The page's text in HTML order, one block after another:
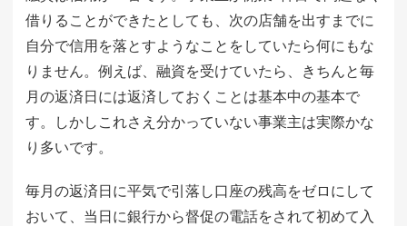
借りることができたとしても、次の店舗を出すまでに
自分で信用を落とすようなことをしていたら何にもな
りません。例えば、融資を受けていたら、きちんと毎
月の返済日には返済しておくことは基本中の基本で
す。しかしこれさえ分かっていない事業主は実際かな
り多いです。
毎月の返済日に平気で引落し口座の残高をゼロにして
おいて、当日に銀行から督促の電話をされて初めて入